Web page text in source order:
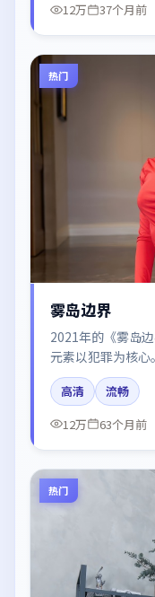
12万
37个月前
热门
雾岛边界
2021年的《雾岛
元素以犯罪为核
雷佳音、汤唯所
论。
高清
流畅
12万
63个月前
热门